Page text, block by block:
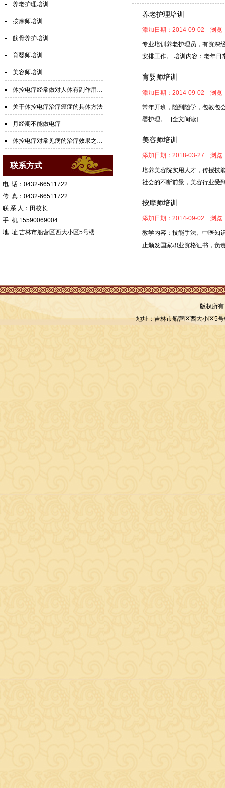
养老护理培训
按摩师培训
筋骨养护培训
育婴师培训
美容师培训
体控电疗经常做对人体有副作用吗？
关于体控电疗治疗癌症的具体方法
月经期不能做电疗
体控电疗对常见病的治疗效果之八、近视
联系方式
电 话：0432-66511722
传 真：0432-66511722
联 系 人：田校长
手 机:15590069004
地 址:吉林市船营区西大小区5号楼
养老护理培训
添加日期：2014-09-02 浏览
专业培训养老护理员，有资深
安排工作。 培训内容：老年
育婴师培训
添加日期：2014-09-02 浏览
常年开班，随到随学，包教包
婴护理。 [全文阅读]
美容师培训
添加日期：2018-03-27 浏览
培养美容院实用人才，传授技
社会的不断前景，美容行业受
按摩师培训
添加日期：2014-09-02 浏览
教学内容：技能手法、中医知
止颁发国家职业资格证书，
版权所
地址：吉林市船营区西大小区5